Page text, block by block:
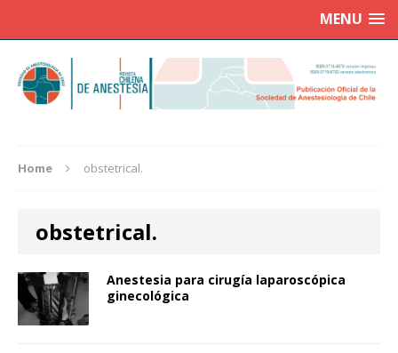
MENU
Home obstetrical.
obstetrical.
Anestesia para cirugía laparoscópica
ginecológica